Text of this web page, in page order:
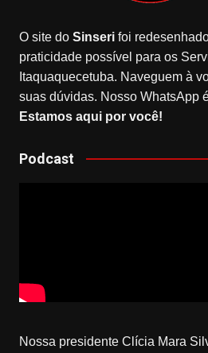
O site do Sinserifoi
praticidade possível para os
Itaquaquecetuba. Naveguem à
suas dúvidas. Nosso WhatsApp
Estamos aqui por você!
Podcast
Nossa presidente Clícia Mara